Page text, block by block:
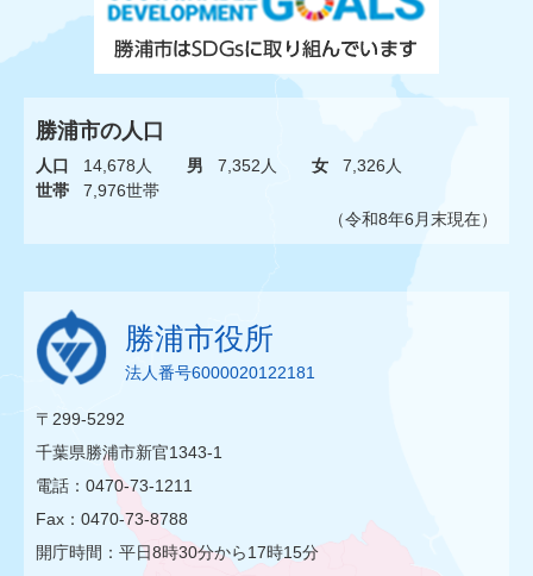
勝浦市の人口
人口 14,678人 男 7,352人 女
7,326人
世帯
7,976世帯
（令和8年6月末現在）
勝浦市役所
法人番号6000020122181
〒299-5292
千葉県勝浦市新官1343-1
電話：0470-73-1211
Fax：0470-73-8788
開庁時間：平日8時30分から17時15分